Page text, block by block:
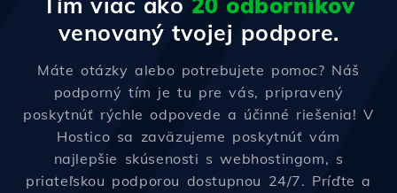
venovaný tvojej podpore.
Máte otázky alebo potrebujete pomoc? Náš
podporný tím je tu pre vás, pripravený
poskytnúť rýchle odpovede a účinné riešenia! V
Hostico sa zaväzujeme poskytnúť vám
najlepšie skúsenosti s webhostingom, s
priateľskou podporou dostupnou 24/7. Príďte a